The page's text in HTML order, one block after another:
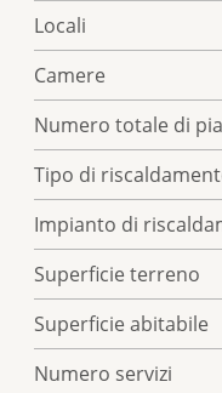
Locali
Camere
Numero totale di
Tipo di
Impianto di
Superficie terreno
Superficie abitabile
Numero servizi